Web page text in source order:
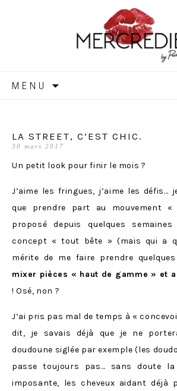
MENU
LA STREET, C’EST CHIC.
30 mars 2017
Un petit look pour finir le mois ?
J’aime les fringues, j’aime les défis…
que prendre part au mouvement «
proposé depuis quelques
concept « tout bête » (mais qui a
mérite de me faire prendre
mixer pièces « haut de gamme » et
! Osé, non ?
J’ai pris pas mal de temps à «
dit, je savais déjà que je ne
doudoune siglée par exemple (les
passe toujours pas… sans doute
imposante, les cheveux aidant déjà